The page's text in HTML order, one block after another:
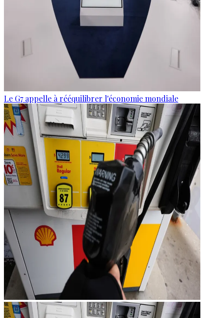
Le G7 appelle à rééquilibrer l'économie mondiale